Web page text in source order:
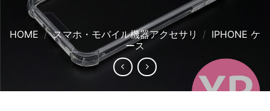
HOME / スマホ・モバイル機器アクセサリ / IPHONE ケ
ース